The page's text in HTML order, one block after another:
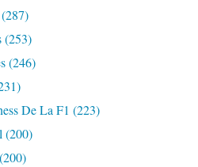
(253)
(246)
De La F1 (223)
(200)